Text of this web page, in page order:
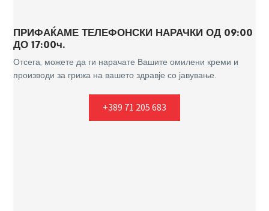
ПРИФАЌАМЕ ТЕЛЕФОНСКИ НАРАЧКИ ОД 09:00
ДО 17:00ч.
Отсега, можете да ги нарачате Вашите омилени креми и
производи за грижа на вашето здравје со јавување.
+389 71 205 683